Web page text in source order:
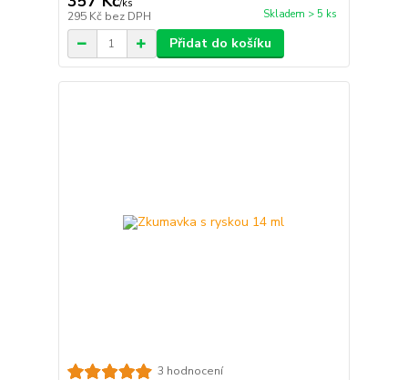
/ks
295 Kč bez DPH Skladem > 5 ks
Přidat do košíku
3 hodnocení